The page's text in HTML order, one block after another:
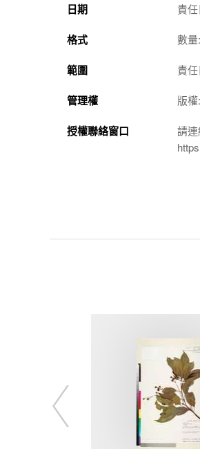
日期 責
格式 數量
範圍 責
管理權 版
授權聯絡窗口
請